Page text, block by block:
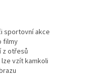
sportovní akce
filmy
z otřesů
vzít kamkoli